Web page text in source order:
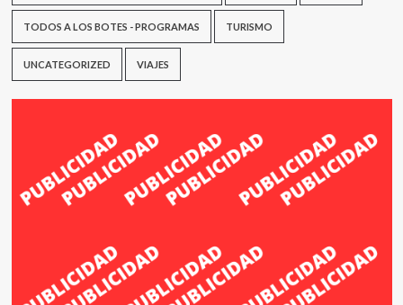
TODOS A LOS BOTES - PROGRAMAS TURISMO
UNCATEGORIZED VIAJES